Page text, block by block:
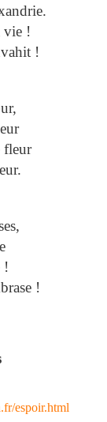
vie !
!
fleur
!
!
espoir.html